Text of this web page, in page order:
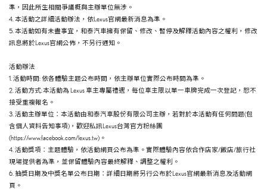
準，因此所生相關爭議概與主辦單位無涉。
4. 本活動之詳細活動辦法，依Lexus官網最新消息為準。
5. 本活動如有未盡事宜，和泰汽車擁有保留、修改、暫停及解釋活動內容之權利，修改
訊息將於Lexus官網公佈，不另行通知。
活動辦法
1. 活動時間: 依各體驗主題公布時間，依主辦單位實際公布時間為準。
2. 活動方式: 本活動為 Lexus 車主專屬禮遇，每位車主限以單一車牌完成一次登記，恕不
接受重複報名。
3. 活動主辦單位：本活動由和泰汽車股份有限公司主辦，若對於本活動有任何問題(包
含個人資料告知事項)，歡迎私訊Lexus台灣官方粉絲團
(https://www.facebook.com/lexus.tw)。
4. 活動獎項：主題體驗，依活動網頁公布為準。實際體驗內容依合作店家/飯店/旅行社
現場提供者為準，並保留體驗內容最終解釋、調整之權利。
6. 抽獎日期及中獎名單公布日期：詳細日期將另行公布於Lexus官網最新消息及活動網
頁。